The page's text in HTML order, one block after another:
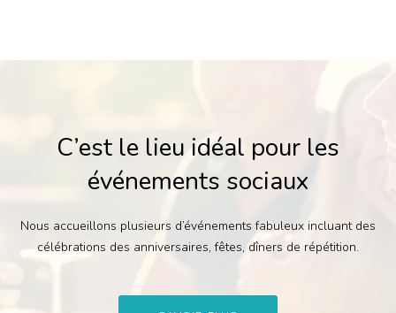
C’est le lieu idéal pour les
événements sociaux
Nous accueillons plusieurs d’événements fabuleux incluant des
célébrations des anniversaires, fêtes, dîners de répétition.